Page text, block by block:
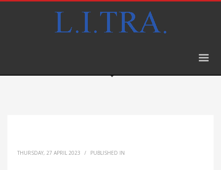
THURSDAY, 27 APRIL 2023 / PUBLISHED IN